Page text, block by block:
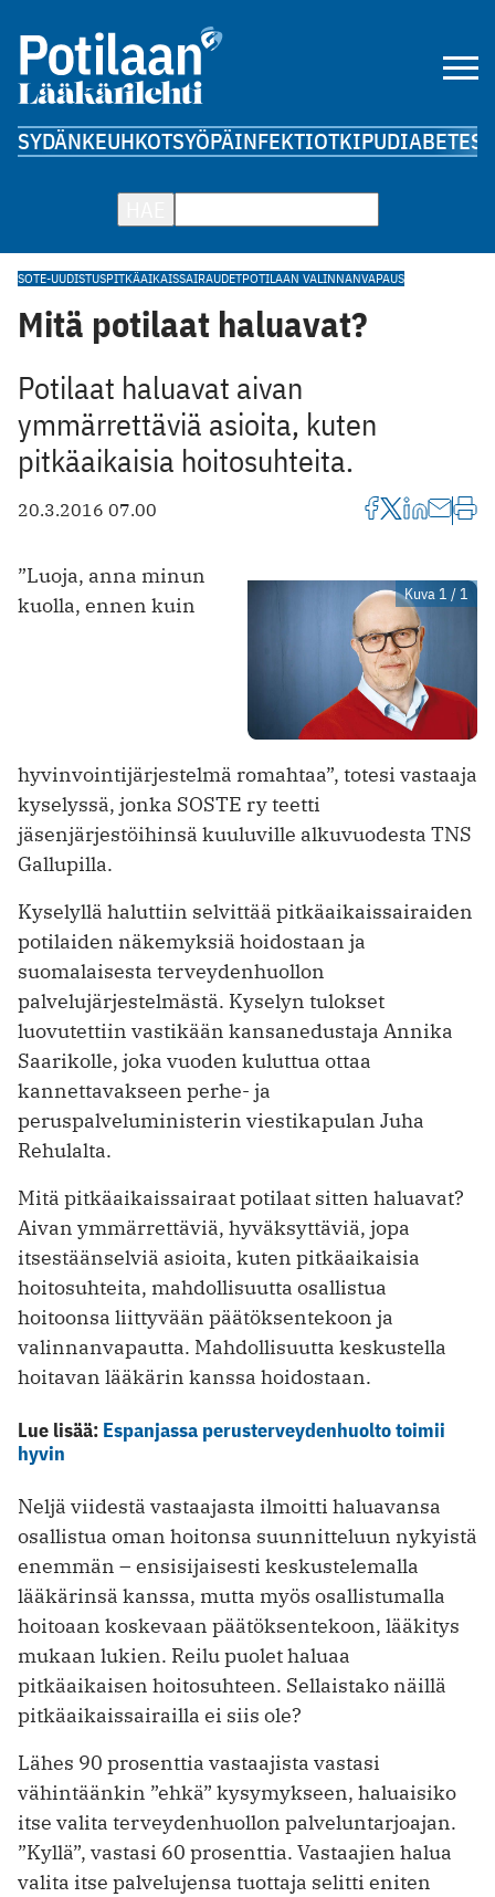
SYDÄNKEUHKOTSYÖPÄINFEKTIOTKIPUDIABETES
SOTE-UUDISTUSPITKÄAIKAISSAIRAUDETPOTILAAN VALINNANVAPAUS
Mitä potilaat haluavat?
Potilaat haluavat aivan
ymmärrettäviä asioita, kuten
pitkäaikaisia hoitosuhteita.
20.3.2016 07.00
Kuva 1 / 1
”Luoja, anna minun
kuolla, ennen kuin
hyvinvointijärjestelmä romahtaa”, totesi vastaaja
kyselyssä, jonka SOSTE ry teetti
jäsenjärjestöihinsä kuuluville alkuvuodesta TNS
Gallupilla.
Kyselyllä haluttiin selvittää pitkäaikaissairaiden
potilaiden näkemyksiä hoidostaan ja
suomalaisesta terveydenhuollon
palvelujärjestelmästä. Kyselyn tulokset
luovutettiin vastikään kansanedustaja Annika
Saarikolle, joka vuoden kuluttua ottaa
kannettavakseen perhe- ja
peruspalveluministerin viestikapulan Juha
Rehulalta.
Mitä pitkäaikaissairaat potilaat sitten haluavat?
Aivan ymmärrettäviä, hyväksyttäviä, jopa
itsestäänselviä asioita, kuten pitkäaikaisia
hoitosuhteita, mahdollisuutta osallistua
hoitoonsa liittyvään päätöksentekoon ja
valinnanvapautta. Mahdollisuutta keskustella
hoitavan lääkärin kanssa hoidostaan.
Lue lisää: Espanjassa perusterveydenhuolto toimii
hyvin
Neljä viidestä vastaajasta ilmoitti haluavansa
osallistua oman hoitonsa suunnitteluun nykyistä
enemmän – ensisijaisesti keskustelemalla
lääkärinsä kanssa, mutta myös osallistumalla
hoitoaan koskevaan päätöksentekoon, lääkitys
mukaan lukien. Reilu puolet haluaa
pitkäaikaisen hoitosuhteen. Sellaistako näillä
pitkäaikaissairailla ei siis ole?
Lähes 90 prosenttia vastaajista vastasi
vähintäänkin ”ehkä” kysymykseen, haluaisiko
itse valita terveydenhuollon palveluntarjoajan.
”Kyllä”, vastasi 60 prosenttia. Vastaajien halua
valita itse palvelujensa tuottaja selitti eniten